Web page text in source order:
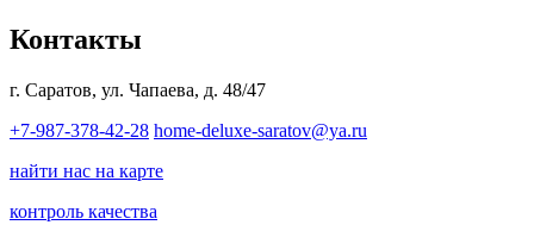
Контакты
г. Саратов, ул. Чапаева, д. 48/47
+7-987-378-42-28 home-deluxe-saratov@ya.ru
найти нас на карте
контроль качества